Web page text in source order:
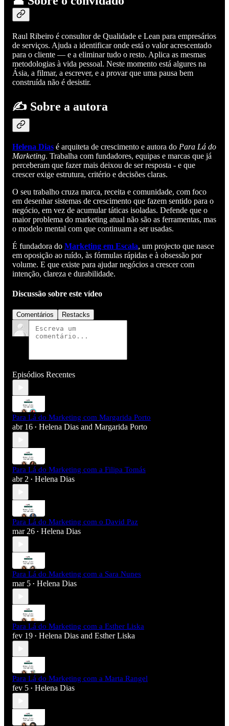
Raul Ribeiro é consultor de Qualidade e Lean para empresários
de serviços. Ajuda a identificar onde está o valor acrescentado
para o cliente — e a eliminar tudo o resto. Aplica as mesmas
metodologias à vida pessoal. Neste momento está algures na
Ásia, a filmar, a escrever, e a provar que uma pausa bem
construída não é desistir.
✍️ Sobre a autora
Helena Dias é arquiteta de crescimento e autora do Para Lá do
Marketing. Trabalha com fundadores, equipas e marcas que já
perceberam que fazer mais deixou de ser resposta - e que
crescer exige estrutura, critério e decisões claras.
O seu trabalho cruza marca, receita e comunidade, com foco
em desenhar sistemas de crescimento que fazem sentido para o
negócio, em vez de acumular táticas isoladas. Defende que o
maior problema do marketing atual não são as ferramentas, mas
o modelo mental com que continuam a ser usadas.
É fundadora do Marketing em Escala, um projecto que nasce
em oposição ao ruído, às fórmulas rápidas e à obsessão por
volume. E que existe para ajudar negócios a crescer com
intenção, clareza e durabilidade.
Discussão sobre este vídeo
Comentários Restacks
Episódios Recentes
Para Lá do Marketing com Margarida Porto
abr 16 • Helena Dias and Margarida Porto
Para Lá do Marketing com a Filipa Tomás
abr 2 • Helena Dias
Para Lá do Marketing com o David Paz
mar 26 • Helena Dias
Para Lá do Marketing com a Sara Nunes
mar 5 • Helena Dias
Para Lá do Marketing com a Esther Liska
fev 19 • Helena Dias and Esther Liska
Para Lá do Marketing com a Marta Rangel
fev 5 • Helena Dias